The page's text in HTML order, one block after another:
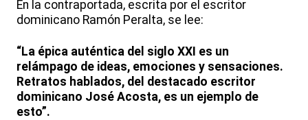
En la contraportada, escrita por el escritor
dominicano Ramón Peralta, se lee:
“La épica auténtica del siglo XXI es un
relámpago de ideas, emociones y sensaciones.
Retratos hablados, del destacado escritor
dominicano José Acosta, es un ejemplo de
esto”.